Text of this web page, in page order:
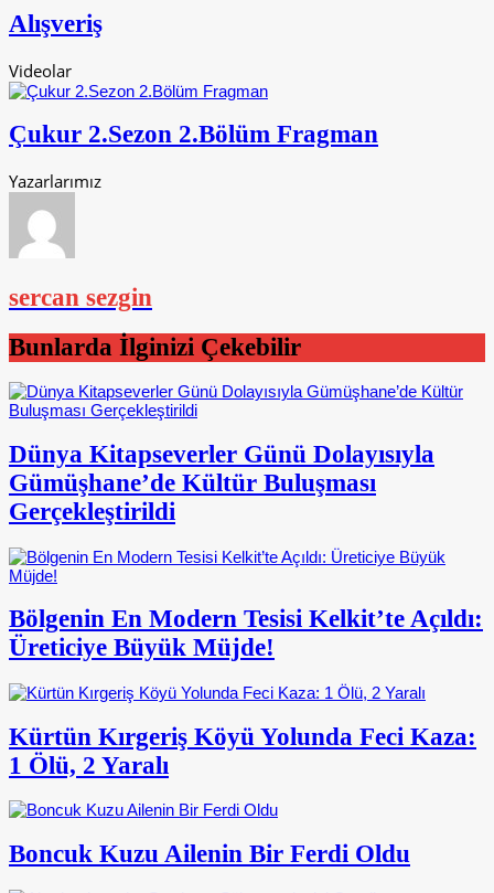
Alışveriş
Videolar
Çukur 2.Sezon 2.Bölüm Fragman
Yazarlarımız
sercan sezgin
Bunlarda İlginizi Çekebilir
Dünya Kitapseverler Günü Dolayısıyla
Gümüşhane’de Kültür Buluşması
Gerçekleştirildi
Bölgenin En Modern Tesisi Kelkit’te Açıldı:
Üreticiye Büyük Müjde!
Kürtün Kırgeriş Köyü Yolunda Feci Kaza:
1 Ölü, 2 Yaralı
Boncuk Kuzu Ailenin Bir Ferdi Oldu